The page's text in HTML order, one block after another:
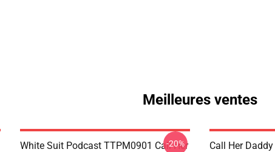
Meilleures ventes
White Suit Podcast TTPM0901 Call Her
-20%
Call Her